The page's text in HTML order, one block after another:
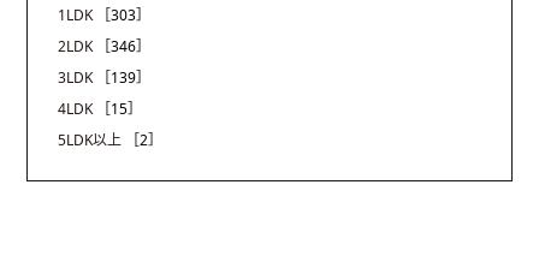
1LDK
［303］
2LDK
［346］
3LDK
［139］
4LDK
［15］
5LDK以上
［2］